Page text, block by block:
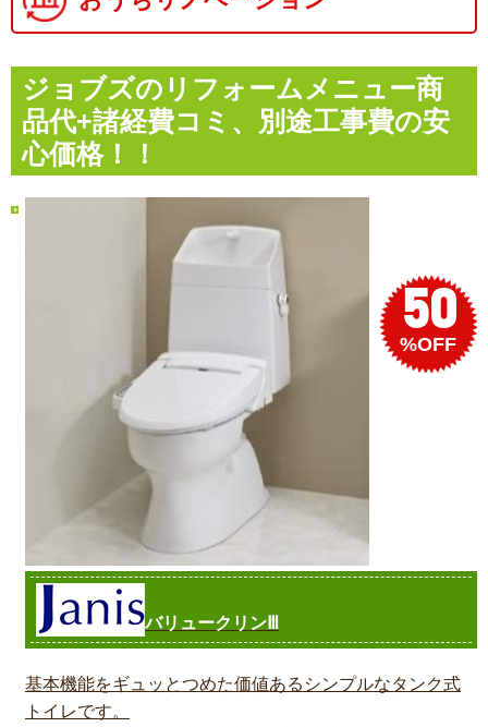
ジョブズのリフォームメニュー商
品代+諸経費コミ、別途工事費の安
心価格！！
50
%OFF
バリュークリンⅢ
基本機能をギュッとつめた価値あるシンプルなタンク式
トイレです。